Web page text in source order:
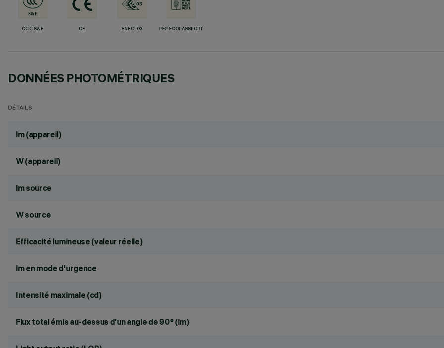
CCC S&E CE ENEC-03 PEP ECOPASSPORT
DONNÉES PHOTOMÉTRIQUES
DÉTAILS
lm (appareil)
W (appareil)
lm source
W source
Efficacité lumineuse (valeur réelle)
lm en mode d'urgence
Intensité maximale (cd)
Flux total émis au-dessus d'un angle de 90° (lm)